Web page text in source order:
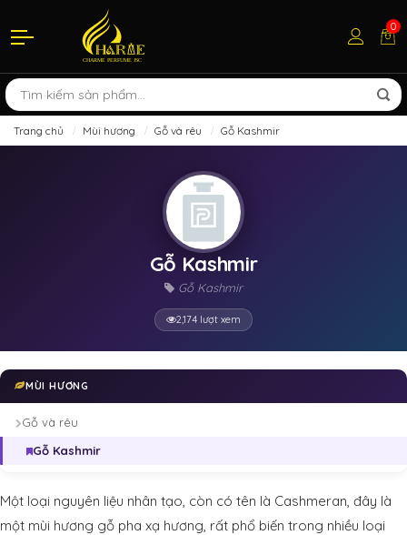
0
Trang chủ Mùi hương Gỗ và rêu Gỗ Kashmir
Gỗ Kashmir
Gỗ Kashmir
2,174 lượt xem
MÙI HƯƠNG
Gỗ và rêu
Gỗ Kashmir
Một loại nguyên liệu nhân tạo, còn có tên là Cashmeran, đây là
một mùi hương gỗ pha xạ hương, rất phổ biến trong nhiều loại